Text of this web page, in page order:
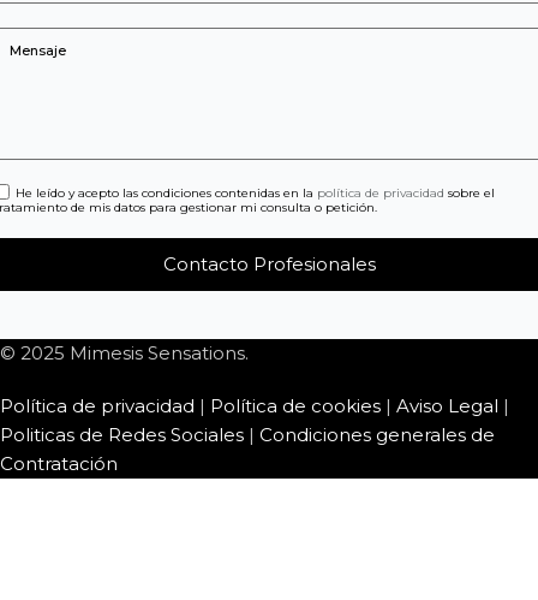
He leído y acepto las condiciones contenidas en la política de privacidad sobre el
de mis datos para gestionar mi consulta o petición.
© 2025 Mimesis Sensations.
Política de privacidad | Política de cookies | Aviso Legal |
Politicas de Redes Sociales | Condiciones generales de
Contratación